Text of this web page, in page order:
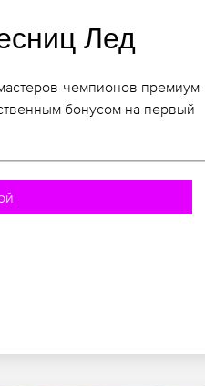
Лед
чемпионов премиум-
бонусом на первый